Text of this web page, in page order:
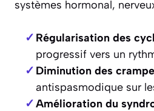
systèmes hormonal,
Régularisation des
progressif vers un
Diminution des
antispasmodique sur
Amélioration du